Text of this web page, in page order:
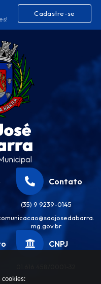
cookies:
Cadastre-se
Contato
(35) 9 9239-0145
mg.gov.br
CNPJ